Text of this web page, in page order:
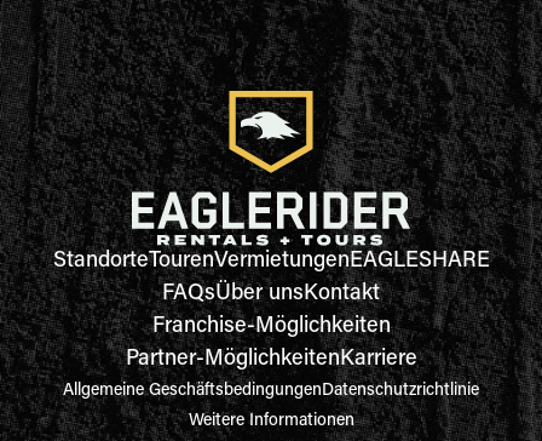
StandorteTourenVermietungenEAGLESHARE
FAQsÜber unsKontakt
Franchise-Möglichkeiten
Partner-MöglichkeitenKarriere
Allgemeine GeschäftsbedingungenDatenschutzrichtlinie
Weitere Informationen